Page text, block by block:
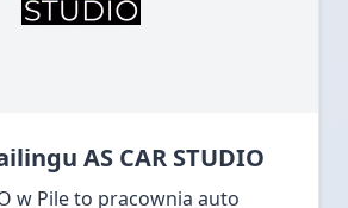
AS CAR STUDIO
w Pile to pracownia auto